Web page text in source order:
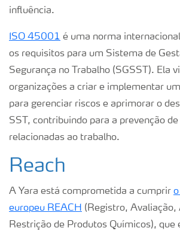
influência.
ISO 45001 é uma norma
os requisitos para um Sistema de
Segurança no Trabalho (SGSST). Ela
organizações a criar e implementar
para gerenciar riscos e aprimorar o
SST, contribuindo para a prevenção
relacionadas ao trabalho.
Reach
A Yara está comprometida a cumprir
europeu REACH (Registro, Avaliação,
Restrição de Produtos Químicos), que